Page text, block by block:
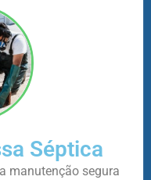
Séptica
manutenção segura